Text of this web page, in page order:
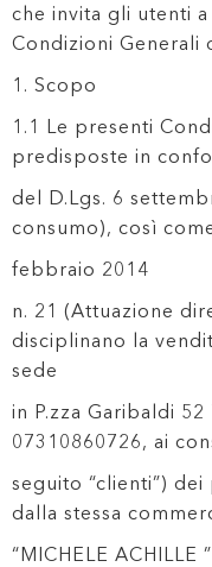
che invita gli utenti
Condizioni Generali
1. Scopo
1.1 Le presenti
predisposte in
del D.Lgs. 6
consumo), così
febbraio 2014
n. 21 (Attuazione
disciplinano la
sede
in P.zza Garibaldi 52
07310860726, ai
seguito “clienti”)
dalla stessa
“MICHELE